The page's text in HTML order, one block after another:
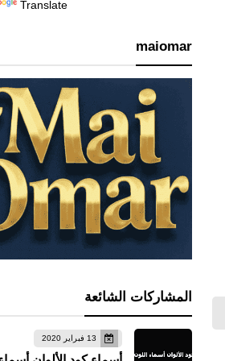
Translate
maiomar
المشاركات الشائعة
13 فبراير 2020